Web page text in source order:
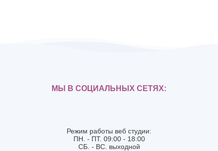
Режим работы веб студии:
ПН. - ПТ. 09:00 - 18:00
СБ. - ВС. выходной
МЫ В СОЦИАЛЬНЫХ СЕТЯХ: